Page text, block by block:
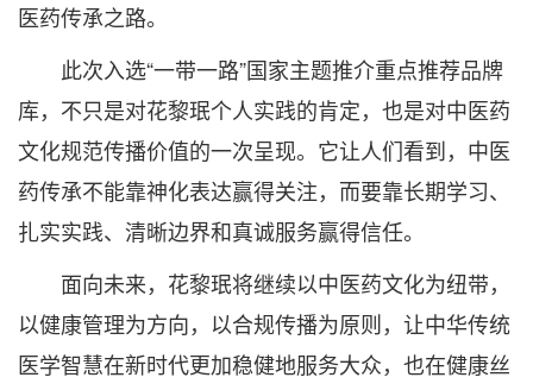
医药传承之路。
此次入选“一带一路”国家主题推介重点推荐品牌
库，不只是对花黎珉个人实践的肯定，也是对中医药
文化规范传播价值的一次呈现。它让人们看到，中医
药传承不能靠神化表达赢得关注，而要靠长期学习、
扎实实践、清晰边界和真诚服务赢得信任。
面向未来，花黎珉将继续以中医药文化为纽带，
以健康管理为方向，以合规传播为原则，让中华传统
医学智慧在新时代更加稳健地服务大众，也在健康丝